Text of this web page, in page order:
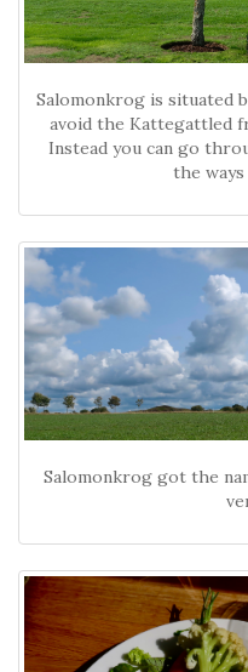
Salomonkrog is situated
avoid the Kattegattled
Instead you can go
the ways
Salomonkrog got the